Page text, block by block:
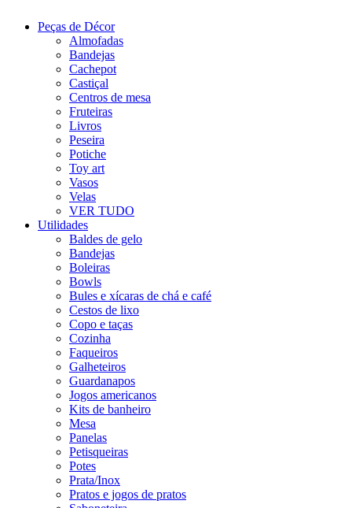
Peças de Décor
Almofadas
Bandejas
Cachepot
Castiçal
Centros de mesa
Fruteiras
Livros
Peseira
Potiche
Toy art
Vasos
Velas
VER TUDO
Utilidades
Baldes de gelo
Bandejas
Boleiras
Bowls
Bules e xícaras de chá e café
Cestos de lixo
Copo e taças
Cozinha
Faqueiros
Galheteiros
Guardanapos
Jogos americanos
Kits de banheiro
Mesa
Panelas
Petisqueiras
Potes
Prata/Inox
Pratos e jogos de pratos